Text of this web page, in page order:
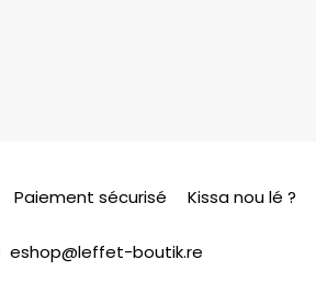
Paiement sécurisé Kissa nou lé ?
eshop@leffet-boutik.re